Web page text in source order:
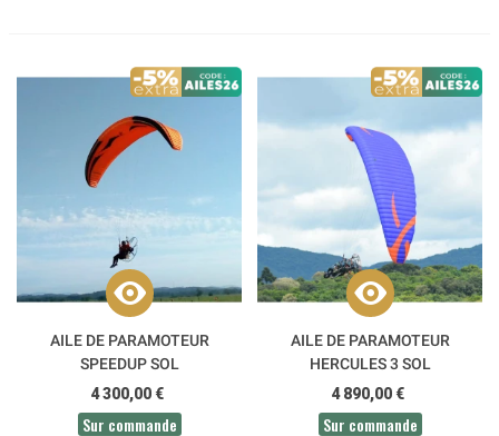
AILE DE PARAMOTEUR
SPEEDUP SOL
4 300,00 €
Sur commande
AILE DE PARAMOTEUR
HERCULES 3 SOL
4 890,00 €
Sur commande